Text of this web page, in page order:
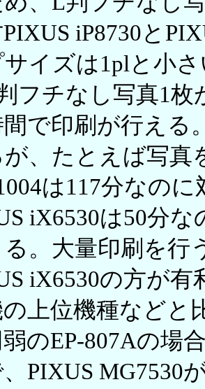
iP8730と
サイズは1plと小
フチなし写真1枚
で印刷が行える
が、たとえば写真
は117分なの
iX6530は50分
。大量印刷を行
iX6530の方が
上位機種などと
のEP-807Aの場
PIXUS MG7530